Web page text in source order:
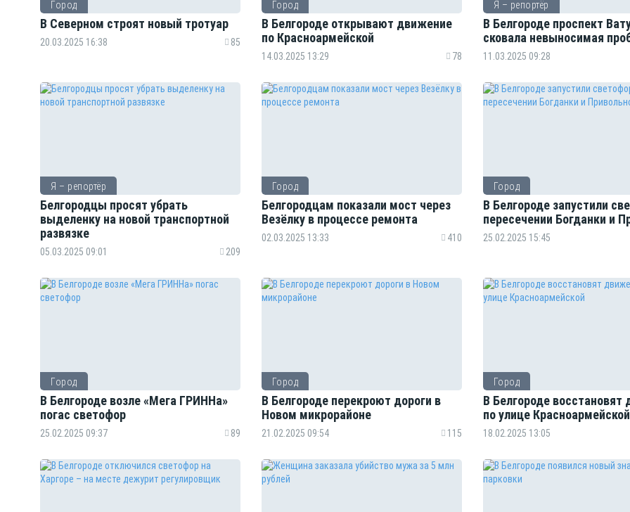
Город
В Северном строят новый тротуар
20.03.2025 16:38 85
Город
В Белгороде открывают движение
по Красноармейской
14.03.2025 13:29 78
Я – репортёр
В Белгороде проспект
сковала невыносимая
11.03.2025 09:28
Я – репортёр
Белгородцы просят убрать
выделенку на новой транспортной
развязке
05.03.2025 09:01 209
Город
Белгородцам показали мост через
Везёлку в процессе ремонта
02.03.2025 13:33 410
Город
В Белгороде запустили
пересечении Богданки и
25.02.2025 15:45
Город
В Белгороде возле «Мега ГРИННа»
погас светофор
25.02.2025 09:37 89
Город
В Белгороде перекроют дороги в
Новом микрорайоне
21.02.2025 09:54 115
Город
В Белгороде восстановят
по улице Красноармейской
18.02.2025 13:05